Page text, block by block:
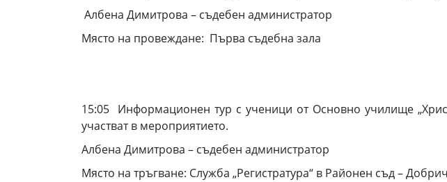
Албена Димитрова – съдебен администратор
Място на провеждане: Първа съдебна зала
15:05 Информационен тур с ученици от Основно училище
участват в мероприятието.
Албена Димитрова – съдебен администратор
Място на тръгване: Служба „Регистратура“ в Районен съд – Добрич